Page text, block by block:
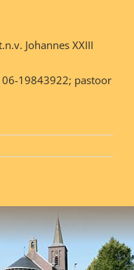
Johannes XXIII
06-19843922; pastoor